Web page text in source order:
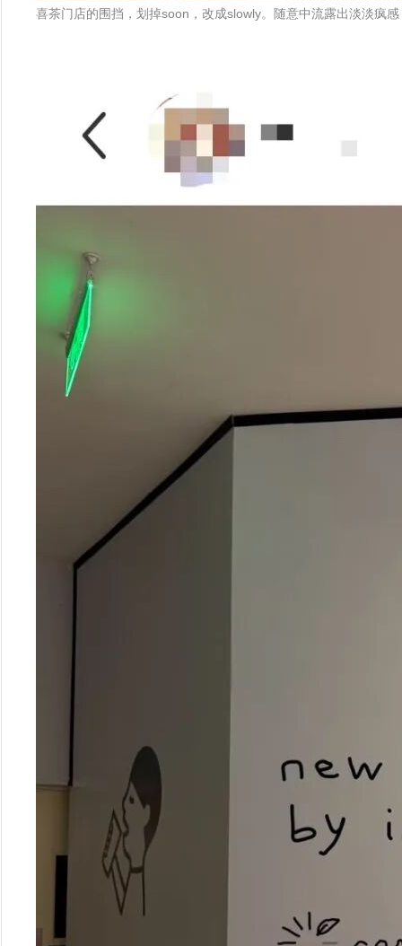
喜茶门店的围挡，划掉soon，改成slowly。随意中流露出淡淡疯